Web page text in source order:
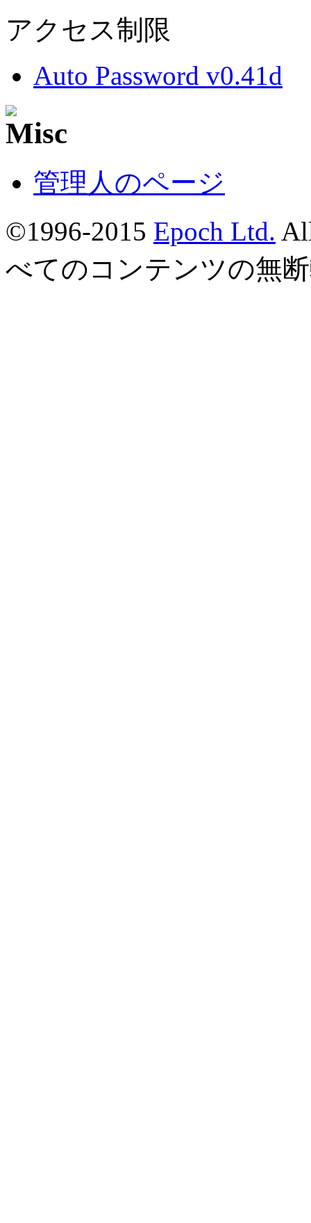
アクセス制限
Auto Password v0.41d
管理人のページ
©1996-2015 Epoch Ltd.
べてのコンテンツの無